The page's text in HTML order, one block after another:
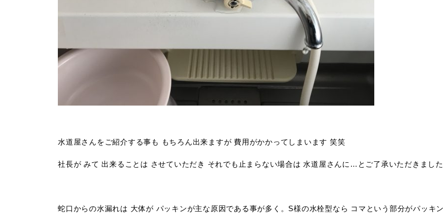
水道屋さんをご紹介する事も もちろん出来ますが 費用がかかってしまいます 笑笑
社長が みて 出来ることは させていただき それでも止まらない場合は 水道屋さんに…とご了承いただきました
蛇口からの水漏れは 大体が パッキンが主な原因である事が多く。S様の水栓型なら コマという部分がパッキン